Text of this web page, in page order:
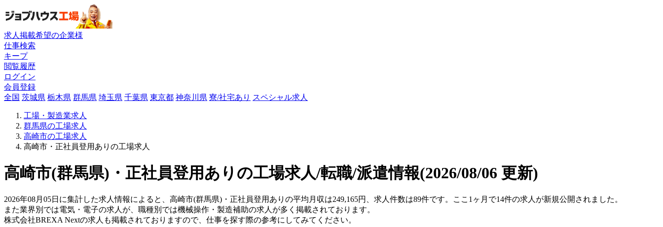
求人掲載希望の企業様
仕事検索
キープ
閲覧履歴
ログイン
会員登録
全国 茨城県 栃木県 群馬県 埼玉県 千葉県 東京都 神奈川県 寮/社宅あり スペシャル求人
工場・製造業求人
群馬県の工場求人
高崎市の工場求人
高崎市・正社員登用ありの工場求人
高崎市(群馬県)・正社員登用ありの工場求人/転職/派遣情報(2026/08/06 更新)
2026年08月05日に集計した求人情報によると、高崎市(群馬県)・正社員登用ありの平均月収は249,165円、求人件数は89件です。ここ1ヶ月で14件の求人が新規公開されました。
また業界別では電気・電子の求人が、職種別では機械操作・製造補助の求人が多く掲載されております。
株式会社BREXA Nextの求人も掲載されておりますので、仕事を探す際の参考にしてみてください。